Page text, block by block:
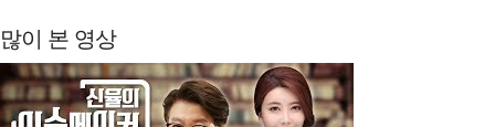
많이 본 영상